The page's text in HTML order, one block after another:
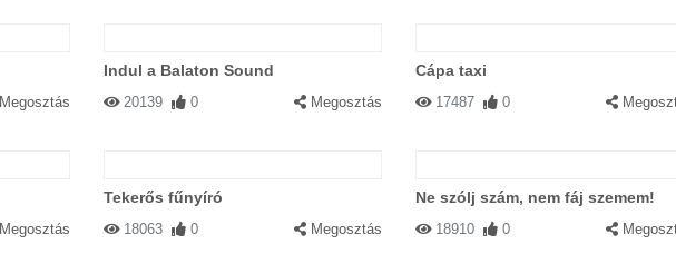
Megosztás
Indul a Balaton Sound
20139 0 Megosztás
Cápa taxi
17487 0
Megosztás
Tekerős fűnyíró
18063 0 Megosztás
Ne szólj szám, nem fáj szemem!
18910 0